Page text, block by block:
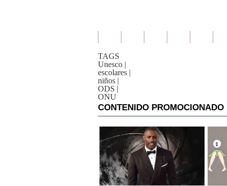
TAGS
Unesco |
escolares |
niños |
ODS |
ONU